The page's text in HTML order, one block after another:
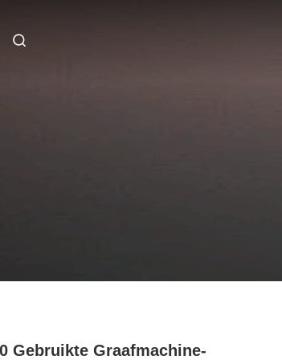
Gebruikte Graafmachine-